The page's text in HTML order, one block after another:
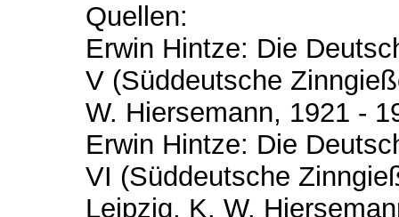
Quellen:
Erwin Hintze: Die
V (Süddeutsche
W. Hiersemann, 1921 -
Erwin Hintze: Die
VI (Süddeutsche
Leipzig, K. W.